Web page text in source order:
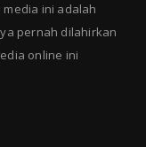
media ini adalah
pernah dilahirkan
online ini